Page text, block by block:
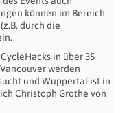
können im Bereich
durch die
in über 35
werden
und Wuppertal ist in
Christoph Grothe von